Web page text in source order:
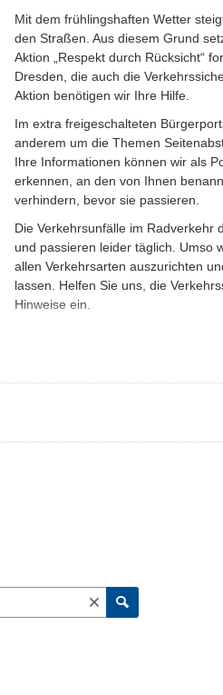
Mit dem frühlingshaften Wetter
den Straßen. Aus diesem Grund
Aktion „Respekt durch Rücksicht“
Dresden, die auch die
Aktion benötigen wir Ihre Hilfe.
Im extra freigeschalteten
anderem um die Themen
Ihre Informationen können wir als
erkennen, an den von Ihnen
verhindern, bevor sie passieren.
Die Verkehrsunfälle im Radverkehr
und passieren leider täglich. Umso
allen Verkehrsarten auszurichten
lassen. Helfen Sie uns, die
Hinweise ein.
bekannte oder auch unbekannte